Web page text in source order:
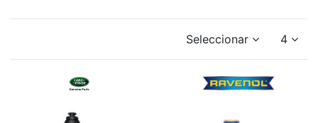
Seleccionar 4